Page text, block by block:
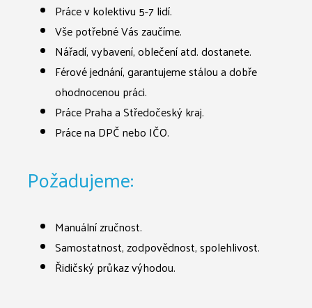
Práce v kolektivu 5-7 lidí.
Vše potřebné Vás zaučíme.
Nářadí, vybavení, oblečení atd. dostanete.
Férové jednání, garantujeme stálou a dobře
ohodnocenou práci.
Práce Praha a Středočeský kraj.
Práce na DPČ nebo IČO.
Požadujeme:
Manuální zručnost.
Samostatnost, zodpovědnost, spolehlivost.
Řidičský průkaz výhodou.